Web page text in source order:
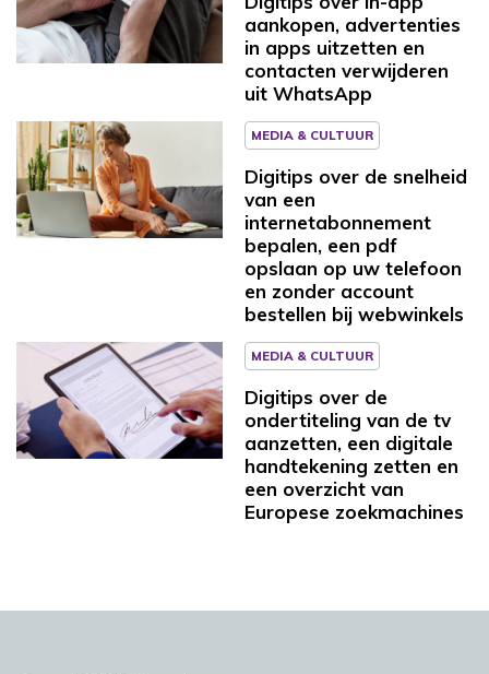
aankopen, advertenties
in apps uitzetten en
contacten verwijderen
uit WhatsApp
MEDIA & CULTUUR
Digitips over de snelheid
van een
internetabonnement
bepalen, een pdf
opslaan op uw telefoon
en zonder account
bestellen bij webwinkels
MEDIA & CULTUUR
Digitips over de
ondertiteling van de tv
aanzetten, een digitale
handtekening zetten en
een overzicht van
Europese zoekmachines